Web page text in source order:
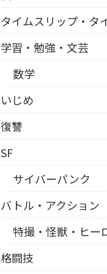
タイムスリップ・タ
学習・勉強・文芸
数学
いじめ
復讐
SF
サイバーパンク
バトル・アクション
特撮・怪獣・ヒー
格闘技